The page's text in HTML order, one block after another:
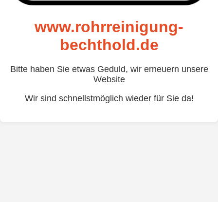
www.rohrreinigung-
bechthold.de
Bitte haben Sie etwas Geduld, wir erneuern unsere
Website
Wir sind schnellstmöglich wieder für Sie da!